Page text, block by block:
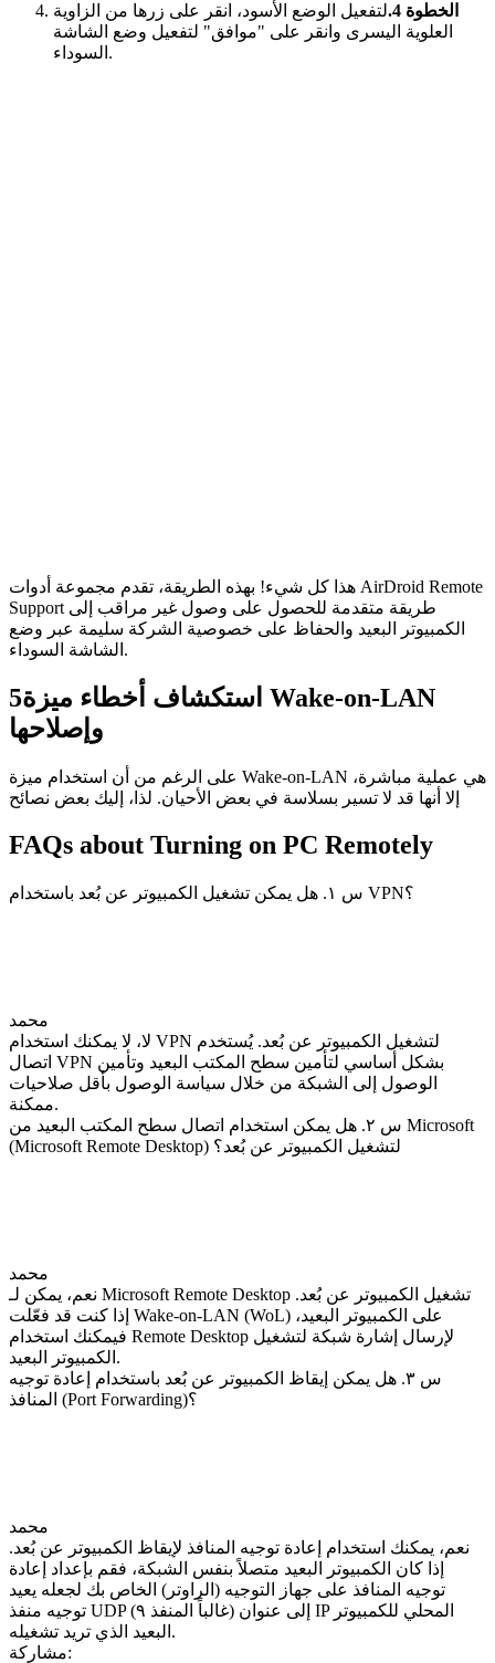
الخطوة 4.
لتفعيل الوضع الأسود، انقر على زرها من الزاوية
العلوية اليسرى وانقر على "موافق" لتفعيل وضع الشاشة
السوداء.
هذا كل شيء! بهذه الطريقة، تقدم مجموعة أدوات AirDroid Remote
Support طريقة متقدمة للحصول على وصول غير مراقب إلى
الكمبيوتر البعيد والحفاظ على خصوصية الشركة سليمة عبر وضع
الشاشة السوداء.
5استكشاف أخطاء ميزة Wake-on-LAN
وإصلاحها
على الرغم من أن استخدام ميزة Wake-on-LAN هي عملية مباشرة،
إلا أنها قد لا تسير بسلاسة في بعض الأحيان. لذا، إليك بعض نصائح
FAQs about Turning on PC Remotely
س ١. هل يمكن تشغيل الكمبيوتر عن بُعد باستخدام VPN؟
محمد
لا، لا يمكنك استخدام VPN لتشغيل الكمبيوتر عن بُعد. يُستخدم
اتصال VPN بشكل أساسي لتأمين سطح المكتب البعيد وتأمين
الوصول إلى الشبكة من خلال سياسة الوصول بأقل صلاحيات
ممكنة.
س ٢. هل يمكن استخدام اتصال سطح المكتب البعيد من Microsoft
(Microsoft Remote Desktop) لتشغيل الكمبيوتر عن بُعد؟
محمد
نعم، يمكن لـ Microsoft Remote Desktop تشغيل الكمبيوتر عن بُعد.
إذا كنت قد فعّلت Wake-on-LAN (WoL) على الكمبيوتر البعيد،
فيمكنك استخدام Remote Desktop لإرسال إشارة شبكة لتشغيل
الكمبيوتر البعيد.
س ٣. هل يمكن إيقاظ الكمبيوتر عن بُعد باستخدام إعادة توجيه
المنافذ (Port Forwarding)؟
محمد
نعم، يمكنك استخدام إعادة توجيه المنافذ لإيقاظ الكمبيوتر عن بُعد.
إذا كان الكمبيوتر البعيد متصلاً بنفس الشبكة، فقم بإعداد إعادة
توجيه المنافذ على جهاز التوجيه (الراوتر) الخاص بك لجعله يعيد
توجيه منفذ UDP (غالباً المنفذ ٩) إلى عنوان IP المحلي للكمبيوتر
البعيد الذي تريد تشغيله.
مشاركة: